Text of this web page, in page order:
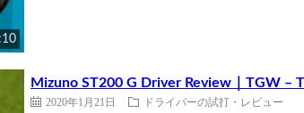
Mizuno ST200 G Driver Review｜TGW –
2020年1月21日 ドライバーの試打・レビュー